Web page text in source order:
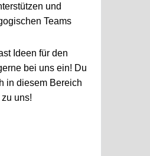
und
Teams
Ideen für den
bei uns ein! Du
in diesem Bereich
zu uns!